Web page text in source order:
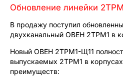
Обновление линейки
В продажу поступил
двухканальный ОВЕН 2ТРМ1 в
Новый ОВЕН 2ТРМ1-Щ11
выпускаемых 2ТРМ1 в
преимуществ: